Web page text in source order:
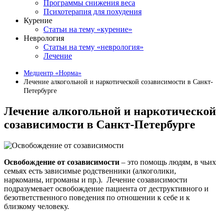
Программы снижения веса
Психотерапия для похудения
Курение
Статьи на тему «курение»
Неврология
Статьи на тему «неврология»
Лечение
Медцентр «Норма»
Лечение алкогольной и наркотической созависимости в Санкт-
Петербурге
Лечение алкогольной и наркотической
созависимости в Санкт-Петербурге
Освобождение от созависимости – это помощь людям, в чьих
семьях есть зависимые родственники (алкоголики,
наркоманы, игроманы и пр.). Лечение созависимости
подразумевает освобождение пациента от деструктивного и
безответственного поведения по отношении к себе и к
близкому человеку.